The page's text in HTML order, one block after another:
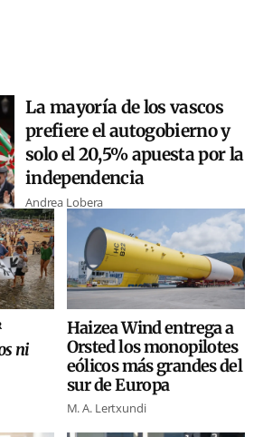
La mayoría de los vascos
prefiere el autogobierno y
solo el 20,5% apuesta por la
independencia
Andrea Lobera
ni
Haizea Wind entrega a
Orsted los monopilotes
eólicos más grandes del
sur de Europa
M. A. Lertxundi